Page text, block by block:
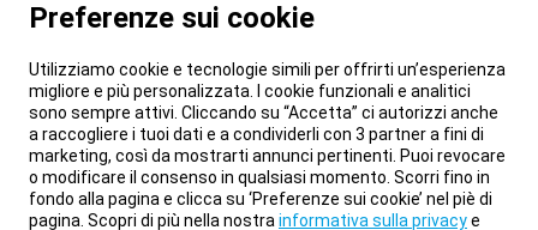
Preferenze sui cookie
Utilizziamo cookie e tecnologie simili per offrirti un’esperienza
migliore e più personalizzata. I cookie funzionali e analitici
sono sempre attivi. Cliccando su “Accetta” ci autorizzi anche
a raccogliere i tuoi dati e a condividerli con 3 partner a fini di
marketing, così da mostrarti annunci pertinenti. Puoi revocare
o modificare il consenso in qualsiasi momento. Scorri fino in
fondo alla pagina e clicca su ‘Preferenze sui cookie’ nel piè di
pagina. Scopri di più nella nostra informativa sulla privacye